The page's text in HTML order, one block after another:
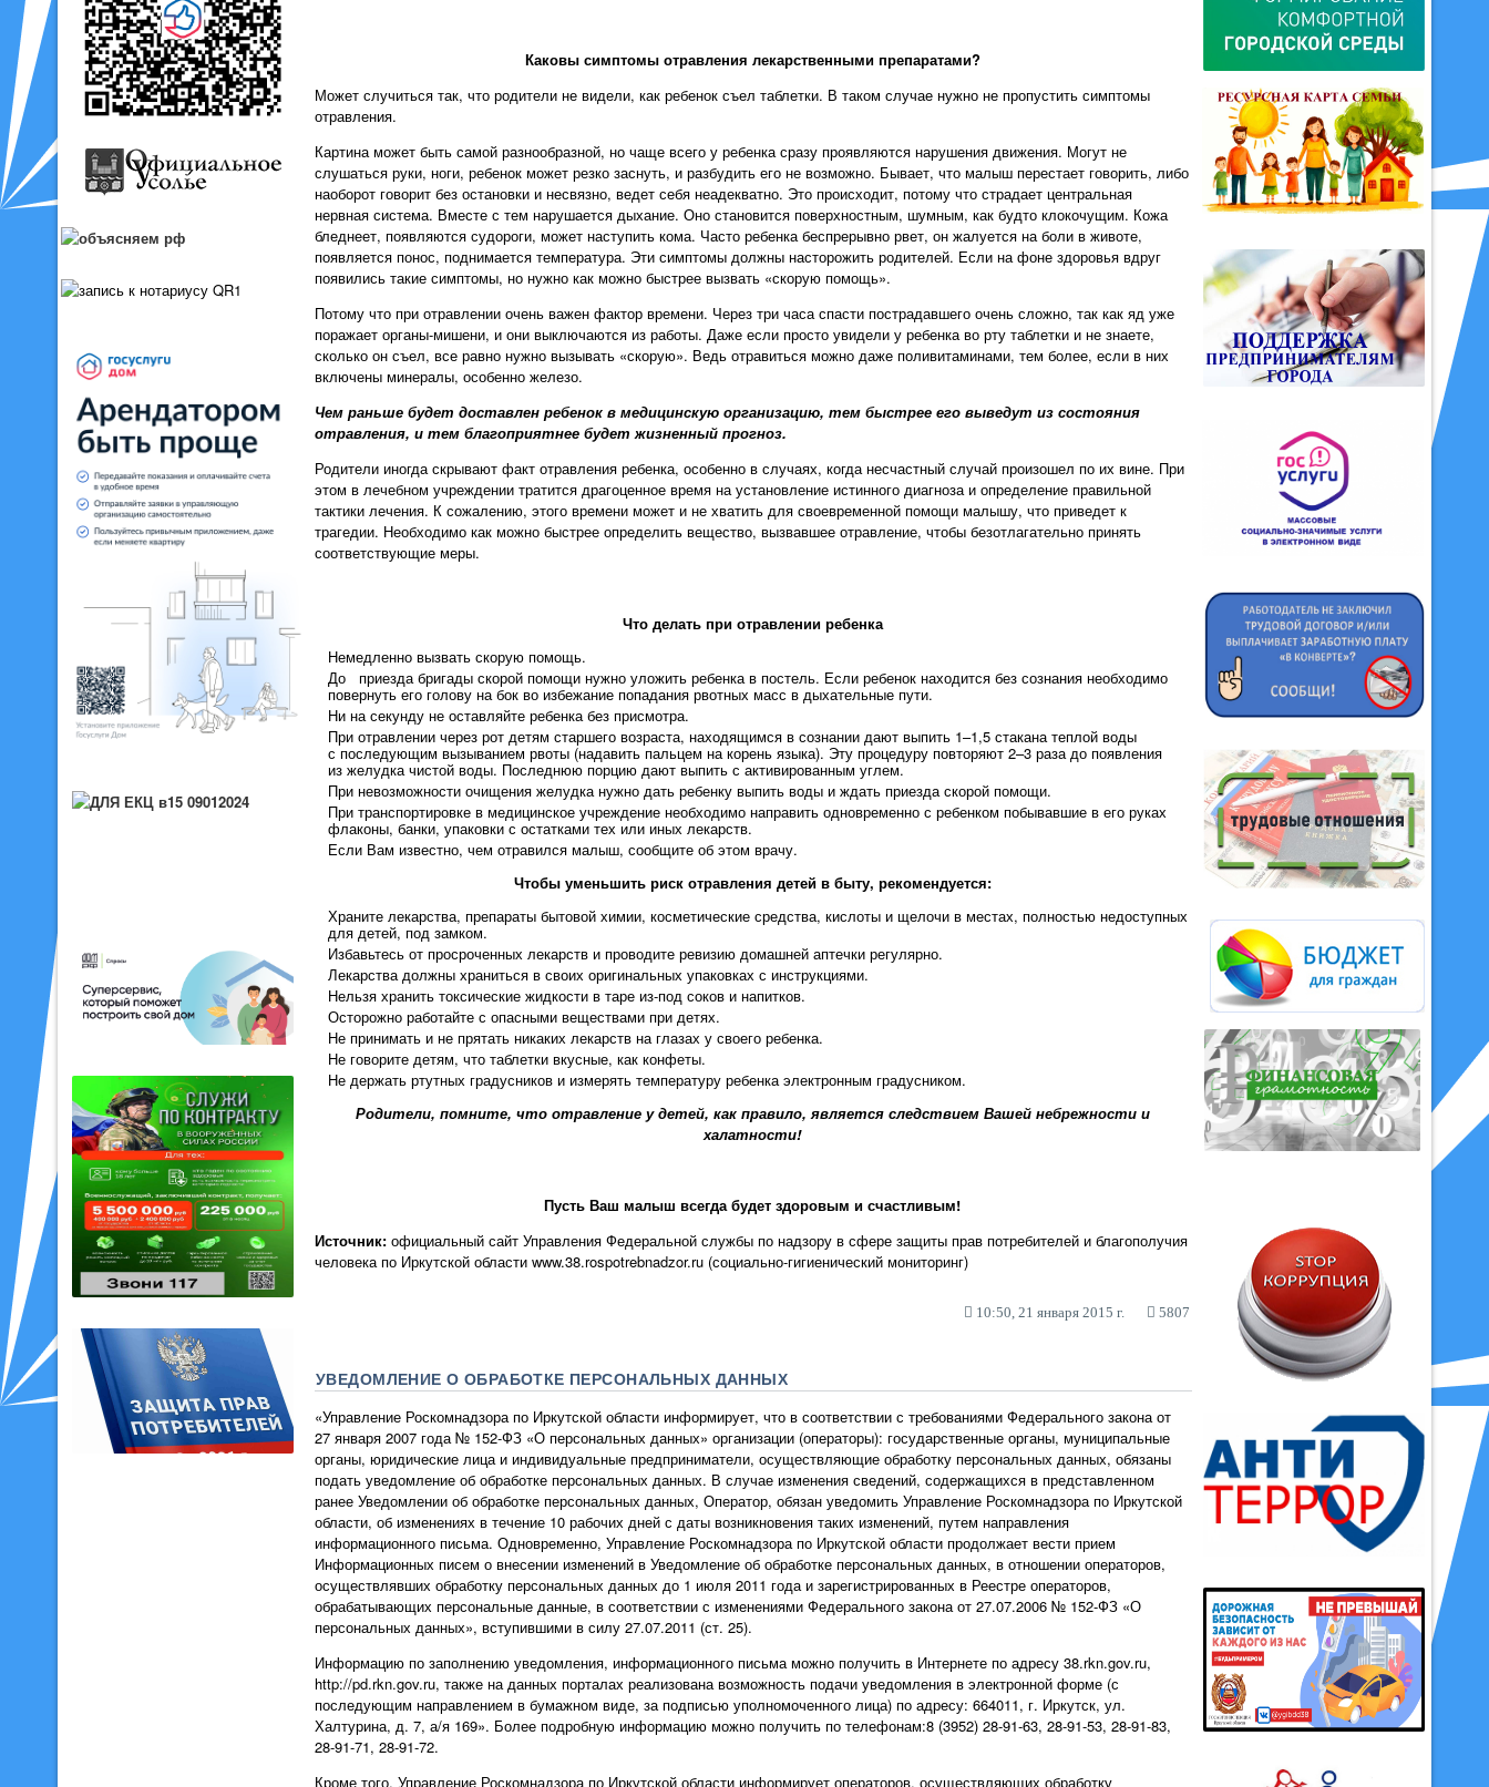
Каковы симптомы отравления лекарственными препаратами?
Может случиться так, что родители не видели, как ребенок съел таблетки. В таком случае нужно не пропустить симптомы
отравления.
Картина может быть самой разнообразной, но чаще всего у ребенка сразу проявляются нарушения движения. Могут не
слушаться руки, ноги, ребенок может резко заснуть, и разбудить его не возможно. Бывает, что малыш перестает говорить, либо
наоборот говорит без остановки и несвязно, ведет себя неадекватно. Это происходит, потому что страдает центральная
нервная система. Вместе с тем нарушается дыхание. Оно становится поверхностным, шумным, как будто клокочущим. Кожа
бледнеет, появляются судороги, может наступить кома. Часто ребенка беспрерывно рвет, он жалуется на боли в животе,
появляется понос, поднимается температура. Эти симптомы должны насторожить родителей. Если на фоне здоровья вдруг
появились такие симптомы, но нужно как можно быстрее вызвать «скорую помощь».
Потому что при отравлении очень важен фактор времени. Через три часа спасти пострадавшего очень сложно, так как яд уже
поражает органы-мишени, и они выключаются из работы. Даже если просто увидели у ребенка во рту таблетки и не знаете,
сколько он съел, все равно нужно вызывать «скорую». Ведь отравиться можно даже поливитаминами, тем более, если в них
включены минералы, особенно железо.
Чем раньше будет доставлен ребенок в медицинскую организацию, тем быстрее его выведут из состояния
отравления, и тем благоприятнее будет жизненный прогноз.
Родители иногда скрывают факт отравления ребенка, особенно в случаях, когда несчастный случай произошел по их вине. При
этом в лечебном учреждении тратится драгоценное время на установление истинного диагноза и определение правильной
тактики лечения. К сожалению, этого времени может и не хватить для своевременной помощи малышу, что приведет к
трагедии. Необходимо как можно быстрее определить вещество, вызвавшее отравление, чтобы безотлагательно принять
соответствующие меры.
Что делать при отравлении ребенка
Немедленно вызвать скорую помощь.
До приезда бригады скорой помощи нужно уложить ребенка в постель. Если ребенок находится без сознания необходимо
повернуть его голову на бок во избежание попадания рвотных масс в дыхательные пути.
Ни на секунду не оставляйте ребенка без присмотра.
При отравлении через рот детям старшего возраста, находящимся в сознании дают выпить 1–1,5 стакана теплой воды
с последующим вызыванием рвоты (надавить пальцем на корень языка). Эту процедуру повторяют 2–3 раза до появления
из желудка чистой воды. Последнюю порцию дают выпить с активированным углем.
При невозможности очищения желудка нужно дать ребенку выпить воды и ждать приезда скорой помощи.
При транспортировке в медицинское учреждение необходимо направить одновременно с ребенком побывавшие в его руках
флаконы, банки, упаковки с остатками тех или иных лекарств.
Если Вам известно, чем отравился малыш, сообщите об этом врачу.
Чтобы уменьшить риск отравления детей в быту, рекомендуется:
Храните лекарства, препараты бытовой химии, косметические средства, кислоты и щелочи в местах, полностью недоступных
для детей, под замком.
Избавьтесь от просроченных лекарств и проводите ревизию домашней аптечки регулярно.
Лекарства должны храниться в своих оригинальных упаковках с инструкциями.
Нельзя хранить токсические жидкости в таре из-под соков и напитков.
Осторожно работайте с опасными веществами при детях.
Не принимать и не прятать никаких лекарств на глазах у своего ребенка.
Не говорите детям, что таблетки вкусные, как конфеты.
Не держать ртутных градусников и измерять температуру ребенка электронным градусником.
Родители, помните, что отравление у детей, как правило, является следствием Вашей небрежности и
халатности!
Пусть Ваш малыш всегда будет здоровым и счастливым!
Источник: официальный сайт Управления Федеральной службы по надзору в сфере защиты прав потребителей и благополучия
человека по Иркутской области www.38.rospotrebnadzor.ru (социально-гигиенический мониторинг)
10:50, 21 января 2015 г. 5807
УВЕДОМЛЕНИЕ О ОБРАБОТКЕ ПЕРСОНАЛЬНЫХ ДАННЫХ
«Управление Роскомнадзора по Иркутской области информирует, что в соответствии с требованиями Федерального закона от
27 января 2007 года № 152-ФЗ «О персональных данных» организации (операторы): государственные органы, муниципальные
органы, юридические лица и индивидуальные предприниматели, осуществляющие обработку персональных данных, обязаны
подать уведомление об обработке персональных данных. В случае изменения сведений, содержащихся в представленном
ранее Уведомлении об обработке персональных данных, Оператор, обязан уведомить Управление Роскомнадзора по Иркутской
области, об изменениях в течение 10 рабочих дней с даты возникновения таких изменений, путем направления
информационного письма. Одновременно, Управление Роскомнадзора по Иркутской области продолжает вести прием
Информационных писем о внесении изменений в Уведомление об обработке персональных данных, в отношении операторов,
осуществлявших обработку персональных данных до 1 июля 2011 года и зарегистрированных в Реестре операторов,
обрабатывающих персональные данные, в соответствии с изменениями Федерального закона от 27.07.2006 № 152-ФЗ «О
персональных данных», вступившими в силу 27.07.2011 (ст. 25).
Информацию по заполнению уведомления, информационного письма можно получить в Интернете по адресу 38.rkn.gov.ru,
http://pd.rkn.gov.ru, также на данных порталах реализована возможность подачи уведомления в электронной форме (с
последующим направлением в бумажном виде, за подписью уполномоченного лица) по адресу: 664011, г. Иркутск, ул.
Халтурина, д. 7, а/я 169». Более подробную информацию можно получить по телефонам:8 (3952) 28-91-63, 28-91-53, 28-91-83,
28-91-71, 28-91-72.
Кроме того, Управление Роскомнадзора по Иркутской области информирует операторов, осуществляющих обработку